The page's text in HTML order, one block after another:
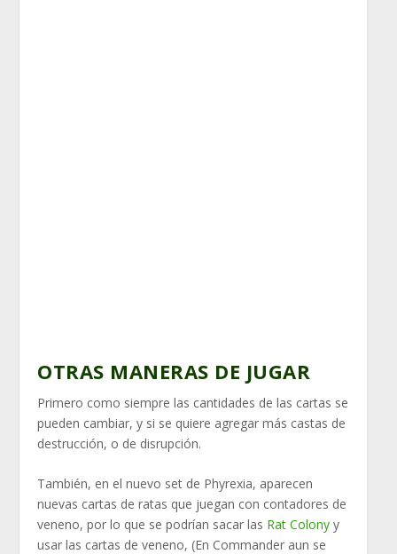
OTRAS MANERAS DE JUGAR
Primero como siempre las cantidades de las cartas se
pueden cambiar, y si se quiere agregar más castas de
destrucción, o de disrupción.
También, en el nuevo set de Phyrexia, aparecen
nuevas cartas de ratas que juegan con contadores de
veneno, por lo que se podrían sacar las Rat Colony y
usar las cartas de veneno, (En Commander aun se